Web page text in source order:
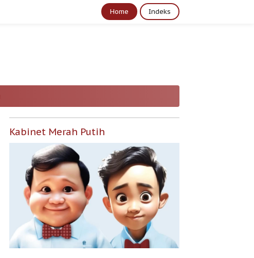
Home Indeks
Kabinet Merah Putih